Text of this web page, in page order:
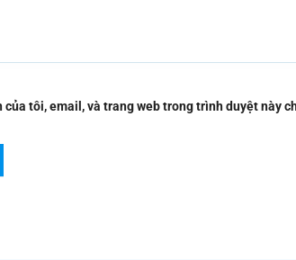
của tôi, email, và trang web trong trình duyệt này